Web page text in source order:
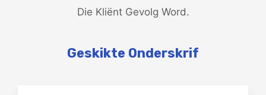
Die Kliënt Gevolg Word.
Geskikte Onderskrif